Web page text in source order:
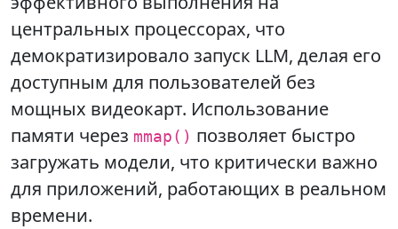
центральных процессорах, что
демократизировало запуск LLM, делая его
доступным для пользователей без
мощных видеокарт. Использование
памяти через mmap() позволяет быстро
загружать модели, что критически важно
для приложений, работающих в реальном
времени.